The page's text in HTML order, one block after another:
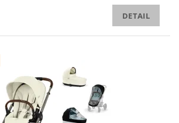
DETAIL